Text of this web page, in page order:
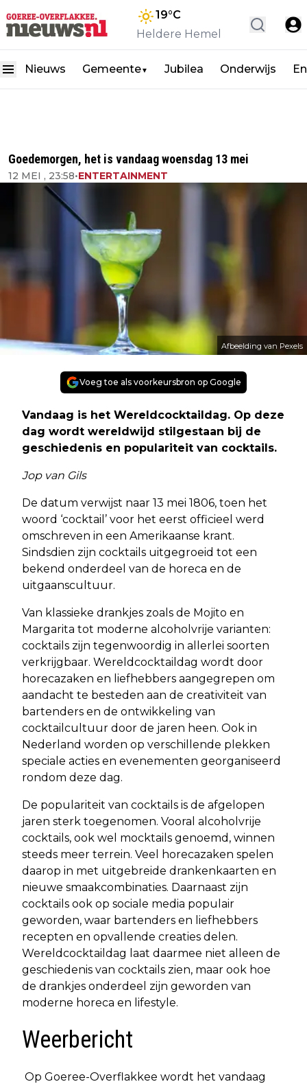
19°C
Heldere Hemel
Nieuws Gemeente▼ Jubilea Onderwijs
Goedemorgen, het is vandaag woensdag 13 mei
12 MEI , 23:58•ENTERTAINMENT
Afbeelding van Pexels
Voeg toe als voorkeursbron op Google
Vandaag is het Wereldcocktaildag. Op deze
dag wordt wereldwijd stilgestaan bij de
geschiedenis en populariteit van cocktails.
Jop van Gils
De datum verwijst naar 13 mei 1806, toen het
woord ‘cocktail’ voor het eerst officieel werd
omschreven in een Amerikaanse krant.
Sindsdien zijn cocktails uitgegroeid tot een
bekend onderdeel van de horeca en de
uitgaanscultuur.
Van klassieke drankjes zoals de Mojito en
Margarita tot moderne alcoholvrije varianten:
cocktails zijn tegenwoordig in allerlei soorten
verkrijgbaar. Wereldcocktaildag wordt door
horecazaken en liefhebbers aangegrepen om
aandacht te besteden aan de creativiteit van
bartenders en de ontwikkeling van
cocktailcultuur door de jaren heen. Ook in
Nederland worden op verschillende plekken
speciale acties en evenementen georganiseerd
rondom deze dag.
De populariteit van cocktails is de afgelopen
jaren sterk toegenomen. Vooral alcoholvrije
cocktails, ook wel mocktails genoemd, winnen
steeds meer terrein. Veel horecazaken spelen
daarop in met uitgebreide drankenkaarten en
nieuwe smaakcombinaties. Daarnaast zijn
cocktails ook op sociale media populair
geworden, waar bartenders en liefhebbers
recepten en opvallende creaties delen.
Wereldcocktaildag laat daarmee niet alleen de
geschiedenis van cocktails zien, maar ook hoe
de drankjes onderdeel zijn geworden van
moderne horeca en lifestyle.
Weerbericht
Op Goeree-Overflakkee wordt het vandaag